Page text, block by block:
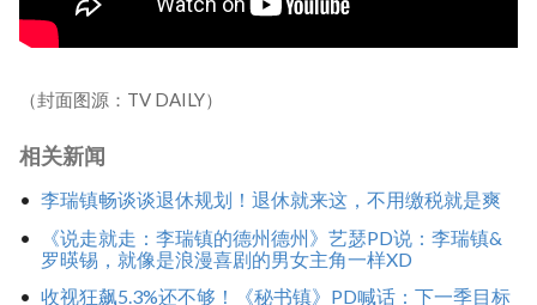
（封面图源：TV DAILY）
相关新闻
李瑞镇畅谈谈退休规划！退休就来这，不用缴税就是爽
《说走就走：李瑞镇的德州德州》艺瑟PD说：李瑞镇&
罗暎锡，就像是浪漫喜剧的男女主角一样XD
收视狂飙5.3%还不够！《秘书镇》PD喊话：下一季目标